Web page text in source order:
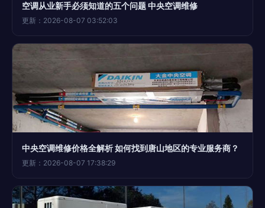
空调从业新手必须知道的五个问题 中央空调维修
更新：2026-08-07 03:52:03
中央空调维修价格全解析 如何找到唐山地区的专业服务商？
更新：2026-08-07 17:38:29